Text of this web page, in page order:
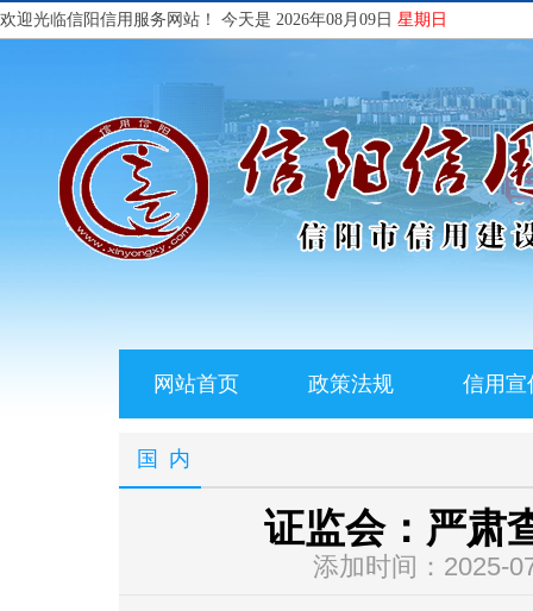
欢迎光临信阳信用服务网站！ 今天是 2026年08月09日 星期日
网站首页 政策法规 信用宣
国内
证监会：严肃
添加时间：2025-